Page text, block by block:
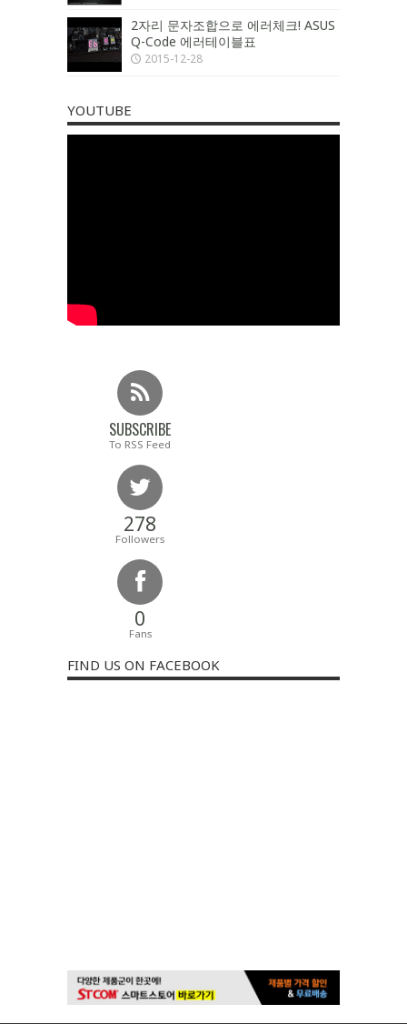
2자리 문자조합으로 에러체크! ASUS
Q-Code 에러테이블표
2015-12-28
YOUTUBE
SUBSCRIBE
To RSS Feed
278
Followers
0
Fans
FIND US ON FACEBOOK